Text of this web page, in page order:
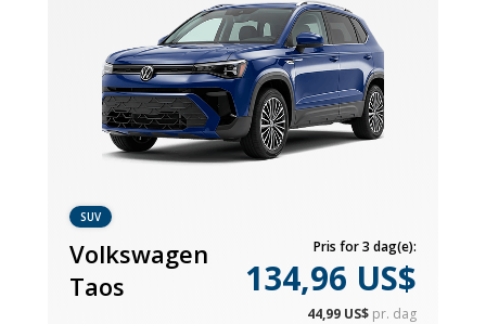
SUV
Volkswagen
Taos
Pris for 3 dag(e):
134,96 US$
44,99 US$ pr. dag